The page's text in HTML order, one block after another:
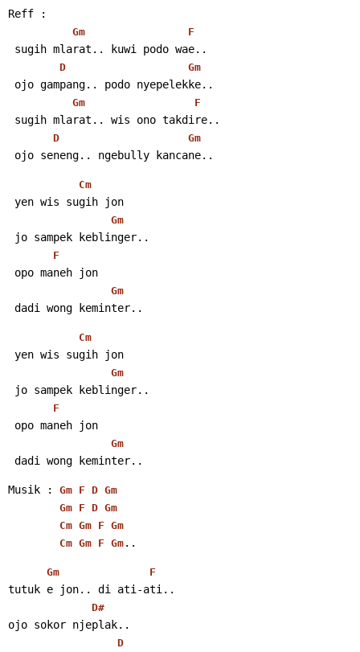
Reff :
Gm F
sugih mlarat.. kuwi podo wae..
D Gm
ojo gampang.. podo nyepelekke..
Gm F
sugih mlarat.. wis ono takdire..
D Gm
ojo seneng.. ngebully kancane..
Cm
yen wis sugih jon
Gm
jo sampek keblinger..
F
opo maneh jon
Gm
dadi wong keminter..
Cm
yen wis sugih jon
Gm
jo sampek keblinger..
F
opo maneh jon
Gm
dadi wong keminter..
Musik : Gm F D Gm
Gm F D Gm
Cm Gm F Gm
Cm Gm F Gm ..
Gm F
tutuk e jon.. di ati-ati..
D#
ojo sokor njeplak..
D